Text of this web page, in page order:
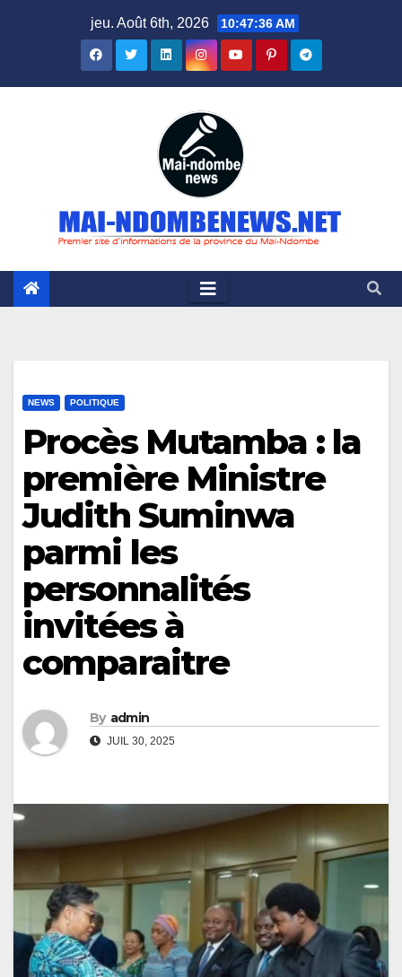
jeu. Août 6th, 2026 10:47:37 AM
NEWS POLITIQUE
Procès Mutamba : la
première Ministre
Judith Suminwa
parmi les
personnalités
invitées à
comparaitre
By admin
JUIL 30, 2025